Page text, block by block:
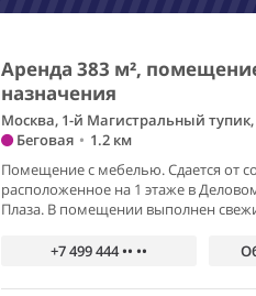
Аренда 383 м²,
назначения
Москва, 1-й Магистральный
Беговая • 1.2 км
Помещение с мебелью. Сдается от
расположенное на 1 этаже в
Плаза. В помещении выполнен
+7 499 444 •• ••